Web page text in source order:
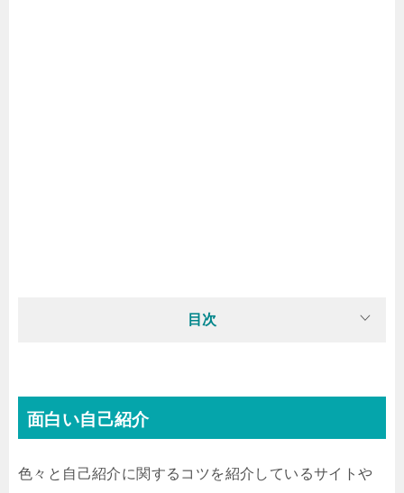
目次
面白い自己紹介
色々と自己紹介に関するコツを紹介しているサイトや